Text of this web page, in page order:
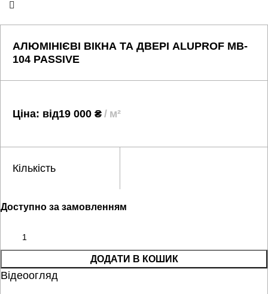
АЛЮМІНІЄВІ ВІКНА ТА ДВЕРІ ALUPROF MB-
104 PASSIVE
Ціна: від19 000 ₴ м²
Кількість
Доступно за замовленням
ДОДАТИ В КОШИК
Відеоогляд